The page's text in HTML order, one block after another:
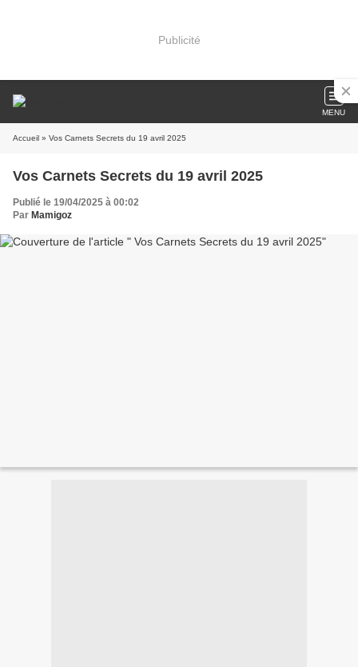
Publicité
MENU
Accueil » Vos Carnets Secrets du 19 avril 2025
Vos Carnets Secrets du 19 avril 2025
Publié le 19/04/2025 à 00:02
Par Mamigoz